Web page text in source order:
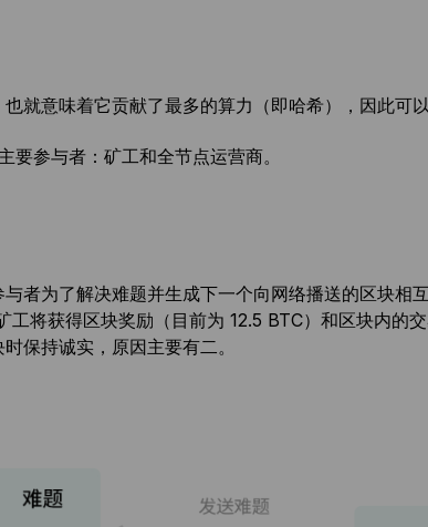
就意味着它贡献了最多的算力（即哈希），因此可以
要参与者：矿工和全节点运营商。
者为了解决难题并生成下一个向网络播送的区块相
工将获得区块奖励（目前为 12.5 BTC）和区块内的
保持诚实，原因主要有二。